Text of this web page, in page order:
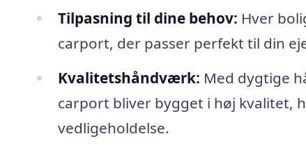
Tilpasning til dine behov: Hver
carport, der passer perfekt til din
Kvalitetshåndværk: Med dygtige
carport bliver bygget i høj kvalitet,
vedligeholdelse.